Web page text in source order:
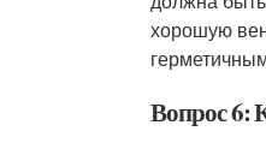
хорошую
Вопрос 6: